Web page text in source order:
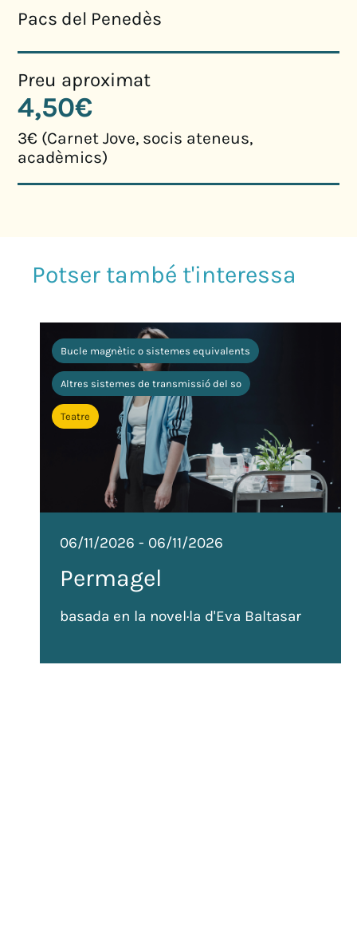
Pacs del Penedès
Preu aproximat
4,50€
3€ (Carnet Jove, socis ateneus,
acadèmics)
Bucle magnètic o sistemes equivalents
Altres sistemes de transmissió del so
Teatre
06/11/2026 - 06/11/2026
Permagel
basada en la novel·la d'Eva Baltasar